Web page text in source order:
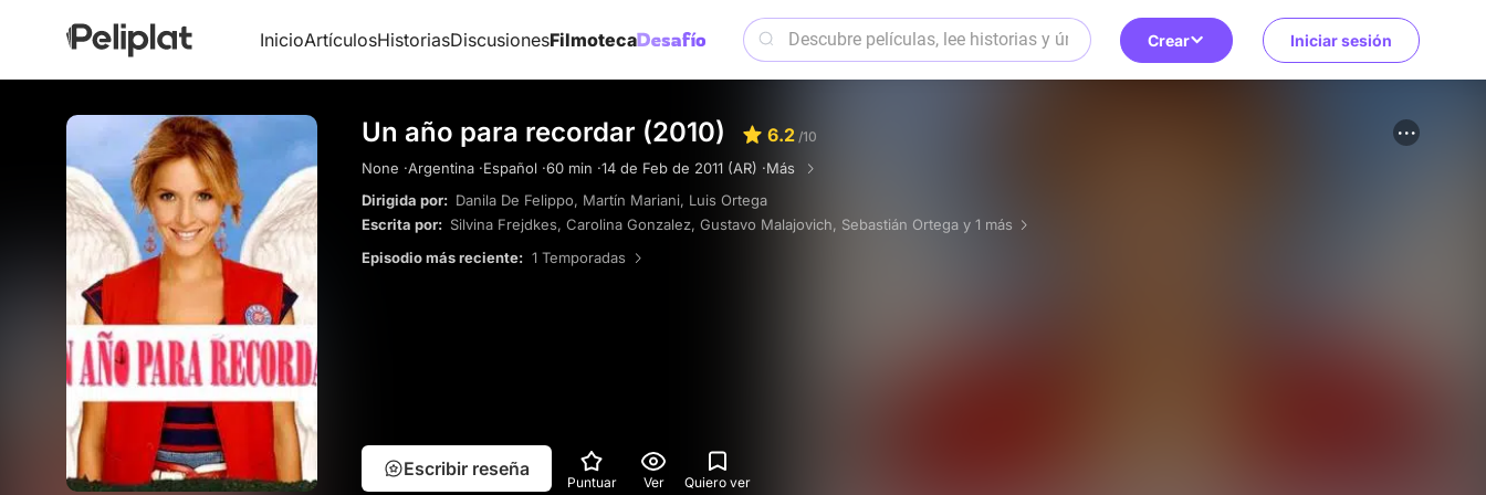
InicioArtículosHistoriasDiscusionesFilmoteca Crear Iniciar sesión
Un año para recordar (2010) 6.2 /10
None ·Argentina ·Español ·60 min ·14 de Feb de 2011 (AR) ·Más
Dirigida por: Danila De Felippo, Martín Mariani, Luis Ortega
Escrita por: Silvina Frejdkes, Carolina Gonzalez, Gustavo Malajovich, Sebastián Ortega y 1 más
Episodio más reciente: 1 Temporadas
Escribir reseña
Puntuar Ver Quiero ver